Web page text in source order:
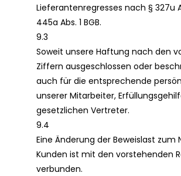
Lieferantenregresses nach § 327u
445a Abs. 1 BGB.
9.3
Soweit unsere Haftung nach den
Ziffern ausgeschlossen oder
auch für die entsprechende
unserer Mitarbeiter,
gesetzlichen Vertreter.
9.4
Eine Änderung der Beweislast zum
Kunden ist mit den vorstehenden
verbunden.